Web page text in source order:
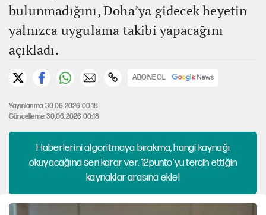
bulunmadığını, Doha’ya gidecek heyetin
yalnızca uygulama takibi yapacağını
açıkladı.
ABONE OL
Yayınlanma: 30.06.2026 00:18
Güncelleme: 30.06.2026 00:18
Haberlerini algoritmaya bırakma, hangi kaynağı
okuyacağına sen karar ver. 12punto'yu tercih ettiğin
kaynaklar arasına ekle!